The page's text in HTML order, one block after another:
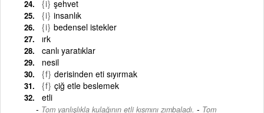
{i} şehvet
{i} insanlık
{i} bedensel istekler
ırk
canlı yaratıklar
nesil
{f} derisinden eti sıyırmak
{f} çiğ etle beslemek
etli
Tom yanlışlıkla kulağının etli kısmını zımbaladı. - Tom